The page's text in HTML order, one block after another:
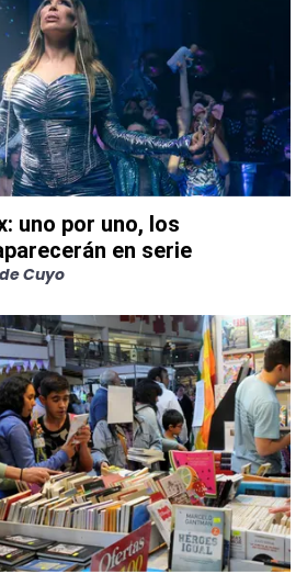
uno por uno, los
en serie
Cuyo